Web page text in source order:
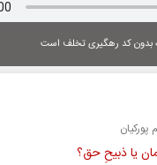
بدون كد رهگیری تخلف است
پورکیان
یا ذبیحِ حق؟